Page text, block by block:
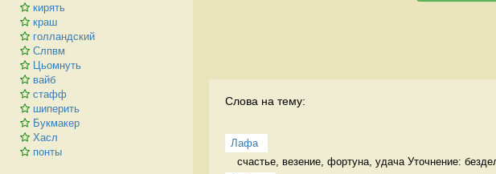
кирять
краш
голландский
Слпвм
Цьомнуть
вайб
стафф
шиперить
Букмакер
Хасл
понты
Слова на тему:
Лафа
счастье, везение, фортуна, удача Уточнение: